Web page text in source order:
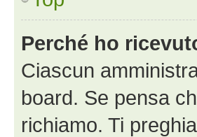
Perché ho
Ciascun
board. Se pensa
richiamo. Ti